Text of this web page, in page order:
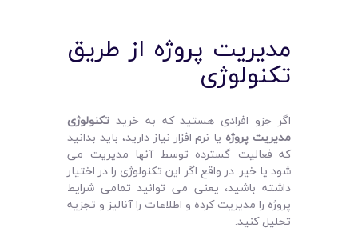
مدیریت پروژه از طریق
تکنولوژی
اگر جزو افرادی هستید که به خرید تکنولوژی
مدیریت پروژه یا نرم‌ افزار نیاز دارید، باید بدانید
که فعالیت گسترده توسط آنها مدیریت می‌
شود یا خیر. در واقع اگر این تکنولوژی را در اختیار
داشته باشید، یعنی می‌ توانید تمامی شرایط
پروژه را مدیریت کرده و اطلاعات را آنالیز و تجزیه
تحلیل کنید.